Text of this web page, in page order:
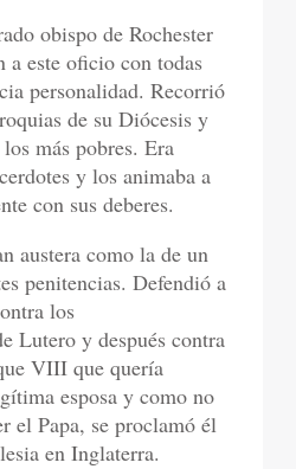
obispo de Rochester
a este oficio con todas
personalidad. Recorrió
de su Diócesis y
más pobres. Era
y los animaba a
con sus deberes.
austera como la de un
penitencias. Defendió a
los
Lutero y después contra
VIII que quería
esposa y como no
el Papa, se proclamó él
en Inglaterra.